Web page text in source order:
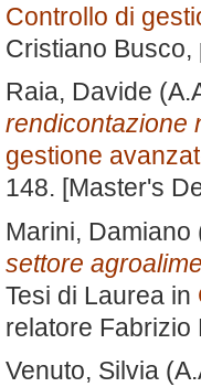
Controllo di
Cristiano Busco,
Raia, Davide
rendicontazione
gestione
148. [Master's
Marini, Damiano
settore
Tesi di Laurea in
relatore Fabrizio
Venuto, Silvia